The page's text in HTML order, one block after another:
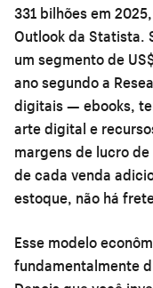
331 bilhões em
Outlook da Statista.
um segmento de
ano segundo a
digitais — ebooks,
arte digital e
margens de lucro
de cada venda
estoque, não há
Esse modelo
fundamentalmente